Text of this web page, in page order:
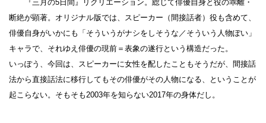
『三月の5日間』リクリエーション。総じて俳優自身と役の乖離・
断絶が顕著。オリジナル版では、スピーカー（間接話者）役も含めて、
俳優自身がいかにも「そういうがナシをしそうな／そういう人物ぽい」
キャラで、それゆえ俳優の現前＝表象の遂行という構造だった。
いっぽう、今回は、スピーカーに女性を配したこともそうだが、間接話
法から直接話法に移行してもその俳優がその人物になる、ということが
起こらない。そもそも2003年を知らない2017年の身体だし。